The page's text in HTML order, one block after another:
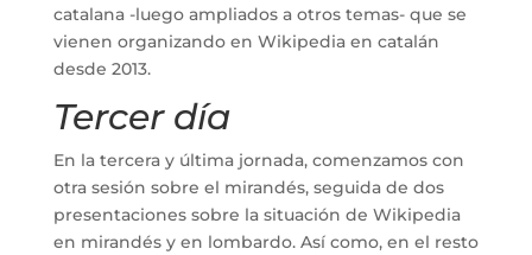
catalana -luego ampliados a otros temas- que se
vienen organizando en Wikipedia en catalán
desde 2013.
Tercer día
En la tercera y última jornada, comenzamos con
otra sesión sobre el mirandés, seguida de dos
presentaciones sobre la situación de Wikipedia
en mirandés y en lombardo. Así como, en el resto